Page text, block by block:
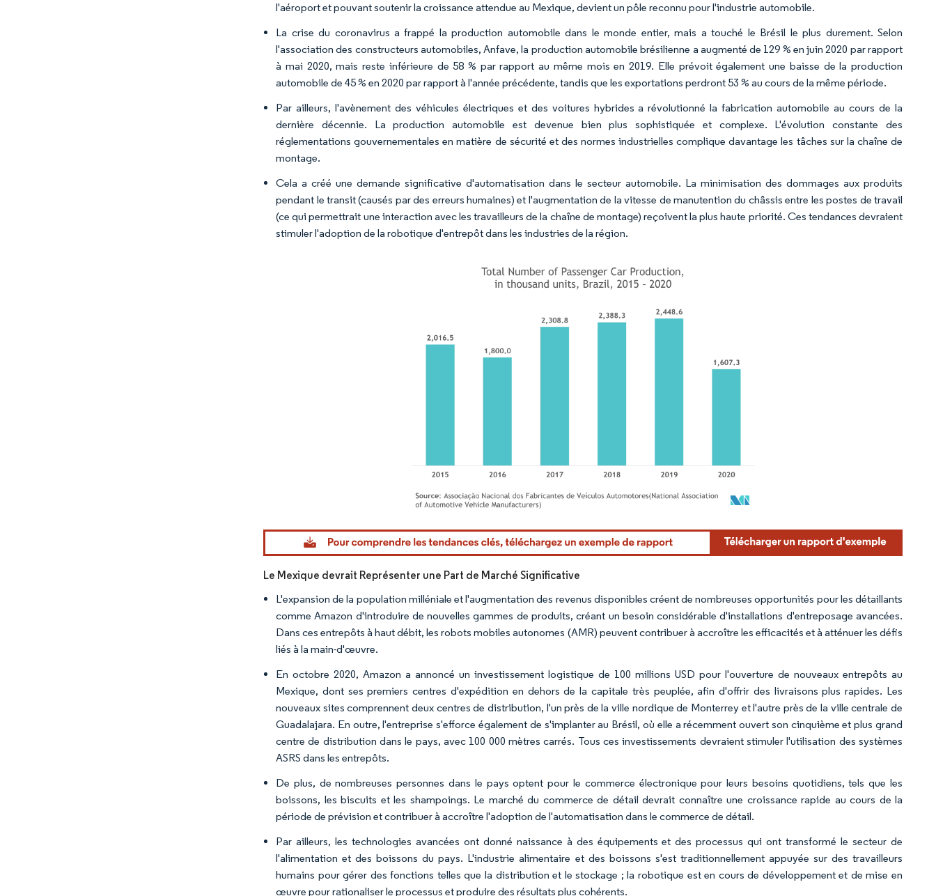
l'aéroport et pouvant soutenir la croissance attendue au Mexique, devient un pôle reconnu pour l'industrie automobile.
La crise du coronavirus a frappé la production automobile dans le monde entier, mais a touché le Brésil le plus durement. Selon
l'association des constructeurs automobiles, Anfave, la production automobile brésilienne a augmenté de 129 % en juin 2020 par rapport
à mai 2020, mais reste inférieure de 58 % par rapport au même mois en 2019. Elle prévoit également une baisse de la production
automobile de 45 % en 2020 par rapport à l'année précédente, tandis que les exportations perdront 53 % au cours de la même période.
Par ailleurs, l'avènement des véhicules électriques et des voitures hybrides a révolutionné la fabrication automobile au cours de la
dernière décennie. La production automobile est devenue bien plus sophistiquée et complexe. L'évolution constante des
réglementations gouvernementales en matière de sécurité et des normes industrielles complique davantage les tâches sur la chaîne de
montage.
Cela a créé une demande significative d'automatisation dans le secteur automobile. La minimisation des dommages aux produits
pendant le transit (causés par des erreurs humaines) et l'augmentation de la vitesse de manutention du châssis entre les postes de travail
(ce qui permettrait une interaction avec les travailleurs de la chaîne de montage) reçoivent la plus haute priorité. Ces tendances devraient
stimuler l'adoption de la robotique d'entrepôt dans les industries de la région.
Image © Mordor Intelligence. La réutilisation nécessite une attribution sous CC BY 4.0.
Le Mexique devrait Représenter une Part de Marché Significative
L'expansion de la population milléniale et l'augmentation des revenus disponibles créent de nombreuses opportunités pour les détaillants
comme Amazon d'introduire de nouvelles gammes de produits, créant un besoin considérable d'installations d'entreposage avancées.
Dans ces entrepôts à haut débit, les robots mobiles autonomes (AMR) peuvent contribuer à accroître les efficacités et à atténuer les défis
liés à la main-d'œuvre.
En octobre 2020, Amazon a annoncé un investissement logistique de 100 millions USD pour l'ouverture de nouveaux entrepôts au
Mexique, dont ses premiers centres d'expédition en dehors de la capitale très peuplée, afin d'offrir des livraisons plus rapides. Les
nouveaux sites comprennent deux centres de distribution, l'un près de la ville nordique de Monterrey et l'autre près de la ville centrale de
Guadalajara. En outre, l'entreprise s'efforce également de s'implanter au Brésil, où elle a récemment ouvert son cinquième et plus grand
centre de distribution dans le pays, avec 100 000 mètres carrés. Tous ces investissements devraient stimuler l'utilisation des systèmes
ASRS dans les entrepôts.
De plus, de nombreuses personnes dans le pays optent pour le commerce électronique pour leurs besoins quotidiens, tels que les
boissons, les biscuits et les shampoings. Le marché du commerce de détail devrait connaître une croissance rapide au cours de la
période de prévision et contribuer à accroître l'adoption de l'automatisation dans le commerce de détail.
Par ailleurs, les technologies avancées ont donné naissance à des équipements et des processus qui ont transformé le secteur de
l'alimentation et des boissons du pays. L'industrie alimentaire et des boissons s'est traditionnellement appuyée sur des travailleurs
humains pour gérer des fonctions telles que la distribution et le stockage ; la robotique est en cours de développement et de mise en
œuvre pour rationaliser le processus et produire des résultats plus cohérents.